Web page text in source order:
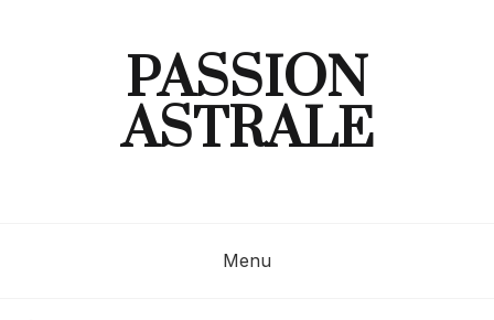
PASSION
ASTRALE
Menu